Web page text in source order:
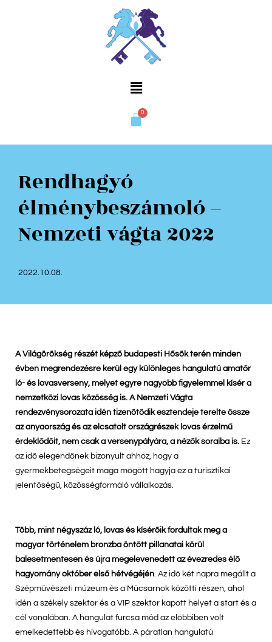
Rendhagyó
élménybeszámoló –
Nemzeti vágta 2022
2022.10.08.
A Világörökség részét képző budapesti Hősök terén minden
évben megrendezésre kerül egy különleges hangulatú amatőr
ló- és lovasverseny, melyet egyre nagyobb figyelemmel kísér a
nemzetközi lovas közösség is. A Nemzeti Vágta
rendezvénysorozata idén tizenötödik esztendeje terelte össze
az anyaország és az elcsatolt országrészek lovas érzelmű
érdeklődőit, nem csak a versenypályára, a nézők soraiba is. Ez
az idő elegendőnek bizonyult ahhoz, hogy a
gyermekbetegségeit maga mögött hagyja ez a turisztikai
jelentőségű, közösségformáló vállalkozás.
Több, mint négyszáz ló, lovas és kísérőik fordultak meg a
magyar történelem bronzba öntött pillanatai körül
balesetmentesen és újra megelevenedett az évezredes élő
hagyomány október első hétvégéjén. Az idő két napra megállt a
Szépművészeti múzeum és a Műcsarnok közötti részen, ahol
idén a székely szektor és a VIP szektor kapott helyet a start és a
cél vonalában. A hangulat furcsa mód az előbbiben volt
emelkedettebb és hívogatóbb. A páratlan hangulatú